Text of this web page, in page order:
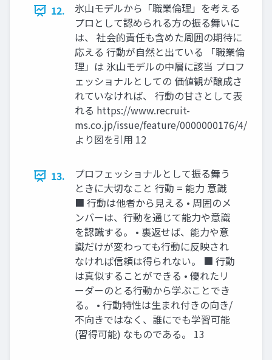
12.
氷山モデルから「職業倫理」を考える
プロとして認められる方の振る舞いに
は、 社会的責任も含めた周囲の期待に
応える 行動が自然と出ている 「職業倫
理」は 氷山モデルの中層に該当 プロフ
ェッショナルとしての 価値観が醸成さ
れていなければ、 行動の甘さとして表
れる https://www.recruit-
ms.co.jp/issue/feature/0000000176/4/
より図を引用 12
13.
プロフェッショナルとして振る舞う
ときに大切なこと 行動 = 能力 意識
■ 行動は他者から見える • 周囲のメ
ンバーは、行動を通じて能力や意識
を認識する。 • 裏返せば、能力や意
識だけが変わっても行動に反映され
なければ信頼は得られない。 ■ 行動
は真似することができる • 優れたリ
ーダーのとる行動から学ぶことでき
る。 • 行動特性は生まれ付きの向き/
不向きではなく、誰にでも学習可能
(習得可能) なものである。 13